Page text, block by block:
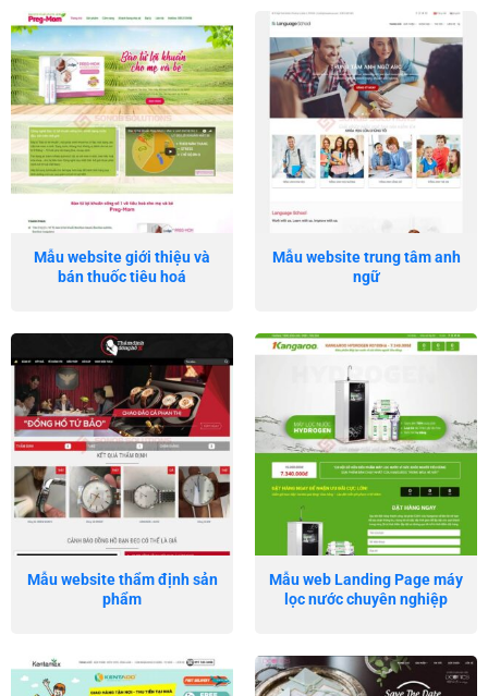
Mẫu website giới thiệu và
bán thuốc tiêu hoá
Mẫu website trung tâm anh
ngữ
Mẫu website thẩm định sản
phẩm
Mẫu web Landing Page máy
lọc nước chuyên nghiệp